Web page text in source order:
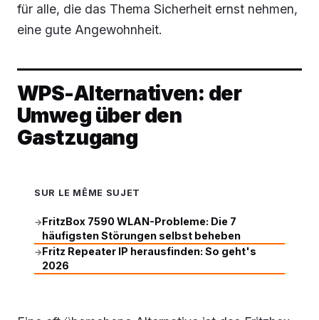
für alle, die das Thema Sicherheit ernst nehmen,
eine gute Angewohnheit.
WPS-Alternativen: der
Umweg über den
Gastzugang
SUR LE MÊME SUJET
→FritzBox 7590 WLAN-Probleme: Die 7
häufigsten Störungen selbst beheben
→Fritz Repeater IP herausfinden: So geht's
2026